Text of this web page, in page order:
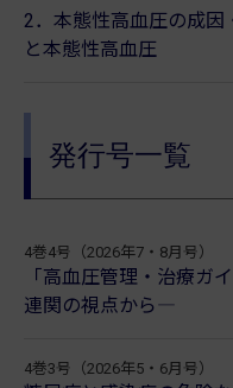
2．本態性高血圧の成
と本態性高血圧
発行号一覧
4巻4号（2026年7・8月号）
「高血圧管理・治療ガ
連関の視点から―
4巻3号（2026年5・6月号）